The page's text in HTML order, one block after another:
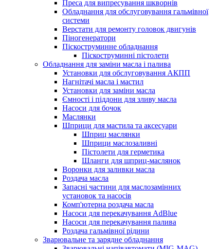
Преса для випресування шкворнів
Обладнання для обслуговування гальмівної
системи
Верстати для ремонту головок двигунів
Піногенератори
Піскоструминне обладнання
Піскоструминні пістолети
Обладнання для заміни масла і палива
Установки для обслуговування АКПП
Нагнітачі масла і мастил
Установки для заміни масла
Ємності і піддони для зливу масла
Насоси для бочок
Маслянки
Шприци для мастила та аксесуари
Шприц маслянки
Шприци маслозаливні
Пістолети для герметика
Шланги для шприц-маслянок
Воронки для заливки масла
Роздача масла
Запасні частини для маслозамінних
установок та насосів
Комп'ютерна роздача масла
Насоси для перекачування AdBlue
Насоси для перекачування палива
Роздача гальмівної рідини
Зварювальне та зарядне обладнання